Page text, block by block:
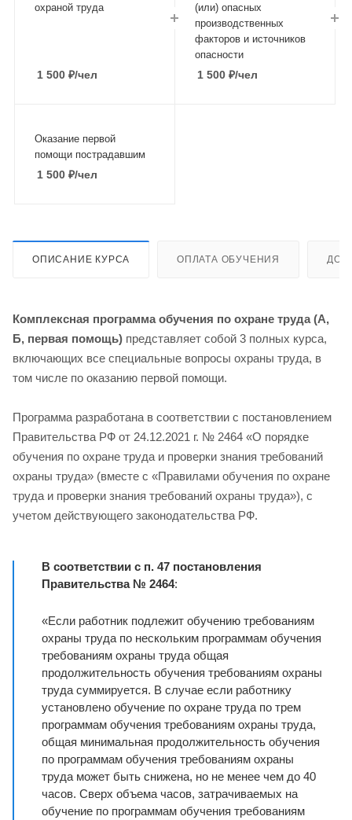
охраной труда
1 500₽/чел
(или) опасных
производственных
факторов и источников
опасности
1 500 ₽/чел
Оказание первой
помощи пострадавшим
1 500₽/чел
ОПИСАНИЕ КУРСА ОПЛАТА ОБУЧЕНИЯ
Комплексная программа обучения по охране труда (А,
Б, первая помощь) представляет собой 3 полных курса,
включающих все специальные вопросы охраны труда, в
том числе по оказанию первой помощи.
Программа разработана в соответствии с постановлением
Правительства РФ от 24.12.2021 г. № 2464 «О порядке
обучения по охране труда и проверки знания требований
охраны труда» (вместе с «Правилами обучения по охране
труда и проверки знания требований охраны труда»), с
учетом действующего законодательства РФ.
В соответствии с п. 47 постановления
Правительства № 2464:
«Если работник подлежит обучению требованиям
охраны труда по нескольким программам обучения
требованиям охраны труда общая
продолжительность обучения требованиям охраны
труда суммируется. В случае если работнику
установлено обучение по охране труда по трем
программам обучения требованиям охраны труда,
общая минимальная продолжительность обучения
по программам обучения требованиям охраны
труда может быть снижена, но не менее чем до 40
часов. Сверх объема часов, затрачиваемых на
обучение по программам обучения требованиям